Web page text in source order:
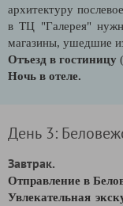
архитектуру
в ТЦ "Галерея"
магазины, ушедшие
Отъезд в гостиницу
Ночь в отеле.
День 3:
Завтрак.
Отправление в
Увлекательная